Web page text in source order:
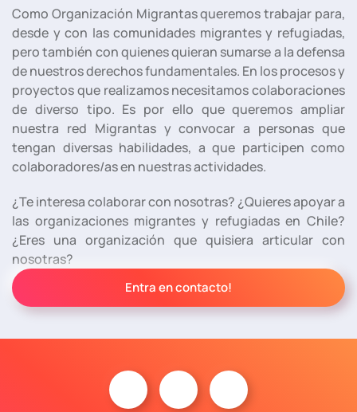
Como Organización Migrantas queremos trabajar para,
desde y con las comunidades migrantes y refugiadas,
pero también con quienes quieran sumarse a la defensa
de nuestros derechos fundamentales. En los procesos y
proyectos que realizamos necesitamos colaboraciones
de diverso tipo. Es por ello que queremos ampliar
nuestra red Migrantas y convocar a personas que
tengan diversas habilidades, a que participen como
colaboradores/as en nuestras actividades.
¿Te interesa colaborar con nosotras? ¿Quieres apoyar a
las organizaciones migrantes y refugiadas en Chile?
¿Eres una organización que quisiera articular con
nosotras?
Entra en contacto!